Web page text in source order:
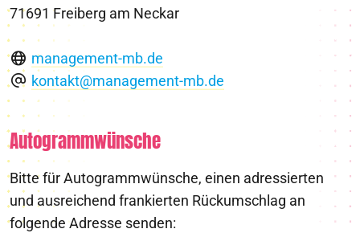
71691 Freiberg am Neckar
management-mb.de
kontakt@management-mb.de
Autogrammwünsche
Bitte für Autogrammwünsche, einen adressierten
und ausreichend frankierten Rückumschlag an
folgende Adresse senden: